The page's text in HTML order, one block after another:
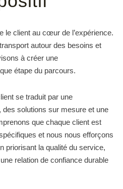
le client au cœur de l’expérience.
autour des besoins et
à créer une
étape du parcours.
se traduit par une
solutions sur mesure et une
que chaque client est
et nous nous efforçons
priorisant la qualité du service,
relation de confiance durable